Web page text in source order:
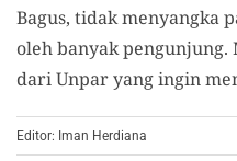
Bagus, tidak menyangka
oleh banyak
dari Unpar yang ingin
Editor: Iman Herdiana